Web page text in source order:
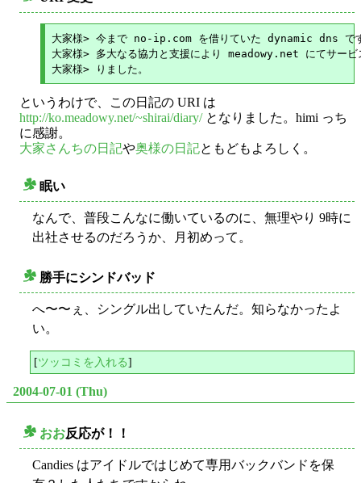
大家様> 今まで no-ip.com を借りていた dynamic dns で
大家様> 多大なる協力と支援により meadowy.net にてサービ
というわけで、この日記の URI は
http://ko.meadowy.net/~shirai/diary/となりました。himi っち
に感謝。
大家さんちの日記や奥様の日記ともどもよろしく。
眠い
なんで、普段こんなに働いているのに、無理やり 9時に
出社させるのだろうか、月初めって。
勝手にシンドバッド
へ〜〜ぇ、シングル出していたんだ。知らなかったよ
い。
[ツッコミを入れる]
2004-07-01 (Thu)
おお反応が！！
Candies はアイドルではじめて専用バックバンドを保